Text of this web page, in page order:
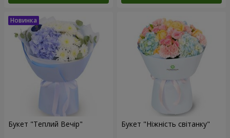
Букет "Теплий Вечір" Букет "Ніжність світанку"